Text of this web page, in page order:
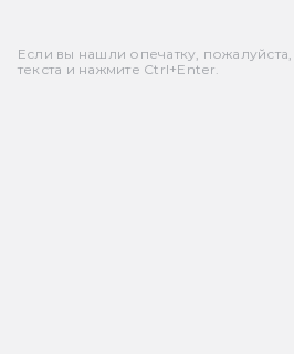
Если вы нашли опечатку,
текста и нажмите Ctrl+Enter.